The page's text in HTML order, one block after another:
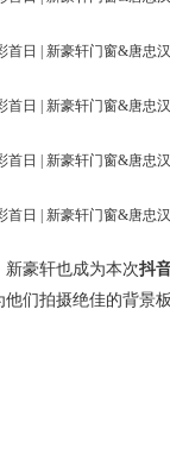
新豪轩也成为本次抖
们拍摄绝佳的背景板